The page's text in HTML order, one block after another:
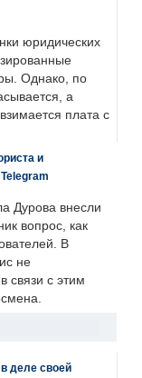
юридических
Однако, по
а
плата с
и
Дурова внесли
вопрос, как
В
не
связи с этим
деле своей